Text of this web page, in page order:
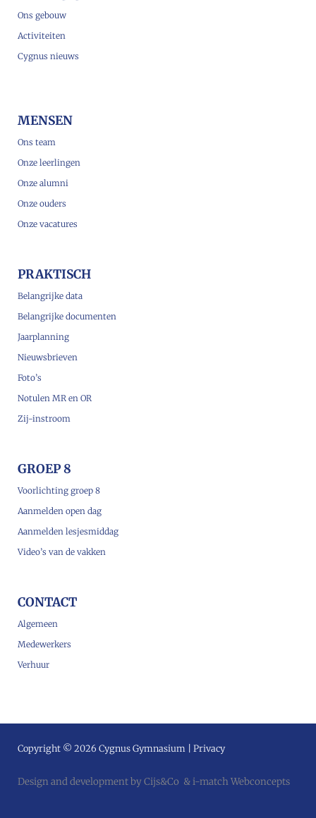
Ons gebouw
Activiteiten
Cygnus nieuws
MENSEN
Ons team
Onze leerlingen
Onze alumni
Onze ouders
Onze vacatures
PRAKTISCH
Belangrijke data
Belangrijke documenten
Jaarplanning
Nieuwsbrieven
Foto’s
Notulen MR en OR
Zij-instroom
GROEP 8
Voorlichting groep 8
Aanmelden open dag
Aanmelden lesjesmiddag
Video’s van de vakken
CONTACT
Algemeen
Medewerkers
Verhuur
Copyright © 2026 Cygnus Gymnasium | Privacy
Design and development by Cijs&Co &i-match Webconcepts